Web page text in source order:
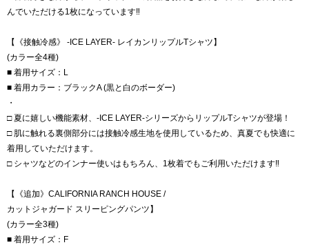
んでいただける1枚になっています‼️
【《接触冷感》 -ICE LAYER- レイカンリップルTシャツ】
(カラー全4種)
■ 着用サイズ：L
■ 着用カラー：ブラックA (黒と白のボーダー)
・
□ 夏に嬉しい機能素材、-ICE LAYER-シリーズからリップルTシャツが登場！
□ 肌に触れる裏側部分には接触冷感生地を使用しているため、真夏でも快適に
着用していただけます。
□ シャツなどのインナー使いはもちろん、1枚着でもご利用いただけます‼️
【《追加》CALIFORNIA RANCH HOUSE /
カットジャガード スリーピングパンツ】
(カラー全3種)
■ 着用サイズ：F